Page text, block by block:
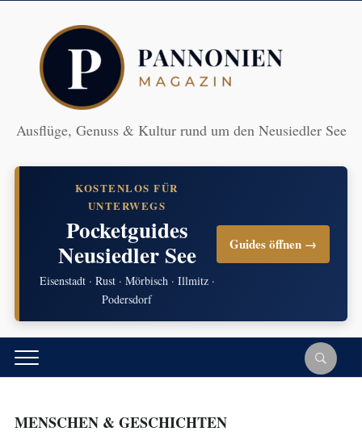
Ausflüge, Genuss & Kultur rund um den Neusiedler See
KOSTENLOS FÜR
UNTERWEGS
Pocketguides
Neusiedler See
Eisenstadt · Rust · Mörbisch · Illmitz ·
Podersdorf
Guides öffnen →
MENSCHEN & GESCHICHTEN